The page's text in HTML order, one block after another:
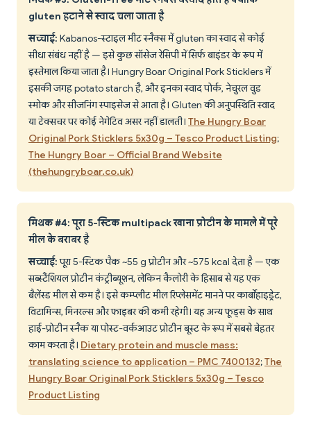
gluten हटाने से स्वाद चला जाता है
सच्चाई: Kabanos-स्टाइल मीट स्नैक्स में gluten का स्वाद से कोई
सीधा संबंध नहीं है — इसे कुछ सॉसेज रेसिपी में सिर्फ बाइंडर के रूप में
इस्तेमाल किया जाता है। Hungry Boar Original Pork Sticklers में
इसकी जगह potato starch है, और इनका स्वाद पोर्क, नेचुरल वुड
स्मोक और सीजनिंग स्पाइसेज से आता है। Gluten की अनुपस्थिति स्वाद
या टेक्सचर पर कोई नेगेटिव असर नहीं डालती। The Hungry Boar
Original Pork Sticklers 5x30g – Tesco Product Listing;
The Hungry Boar – Official Brand Website
(thehungryboar.co.uk)
मिथक #4: पूरा 5-स्टिक multipack खाना प्रोटीन के मामले में पूरे
मील के बराबर है
सच्चाई:पूरा 5-स्टिक पैक ~55 g प्रोटीन और ~575 kcal देता है — एक
सब्स्टैंशियल प्रोटीन कंट्रीब्यूशन, लेकिन कैलोरी के हिसाब से यह एक
बैलेंस्ड मील से कम है। इसे कम्प्लीट मील रिप्लेसमेंट मानने पर कार्बोहाइड्रेट,
विटामिन्स, मिनरल्स और फाइबर की कमी रहेगी। यह अन्य फूड्स के साथ
हाई-प्रोटीन स्नैक या पोस्ट-वर्कआउट प्रोटीन बूस्ट के रूप में सबसे बेहतर
काम करता है। Dietary protein and muscle mass:
translating science to application – PMC 7400132;The
Hungry Boar Original Pork Sticklers 5x30g – Tesco
Product Listing